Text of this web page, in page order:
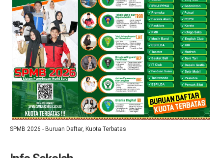
SPMB 2026 - Buruan Daftar, Kuota Terbatas